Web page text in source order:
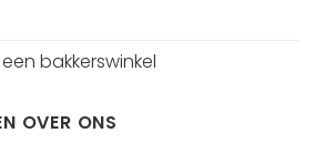
bakkerswinkel
OVER ONS